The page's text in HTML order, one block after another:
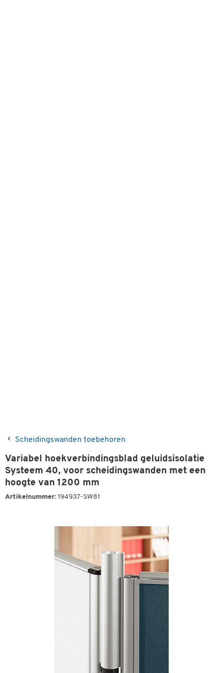
Scheidingswanden toebehoren
Variabel hoekverbindingsblad geluidsisolatie
Systeem 40, voor scheidingswanden met een
hoogte van 1200 mm
Artikelnummer: 194937-SW81